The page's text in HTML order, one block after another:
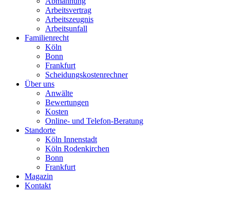
Arbeitsvertrag
Arbeitszeugnis
Arbeitsunfall
Familienrecht
Köln
Bonn
Frankfurt
Scheidungskostenrechner
Über uns
Anwälte
Bewertungen
Kosten
Online- und Telefon-Beratung
Standorte
Köln Innenstadt
Köln Rodenkirchen
Bonn
Frankfurt
Magazin
Kontakt